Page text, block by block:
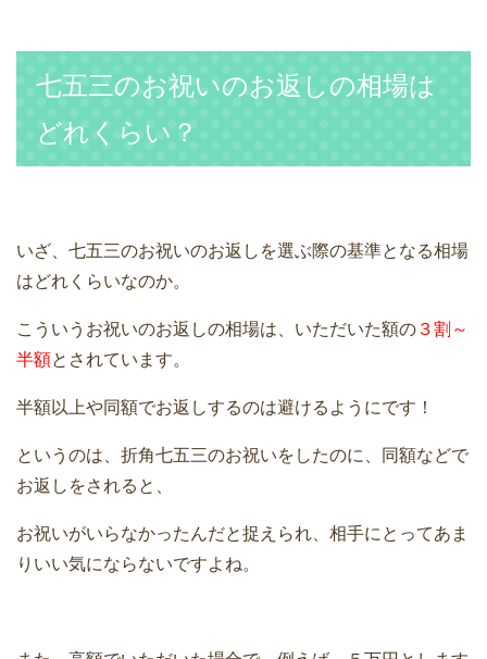
七五三のお祝いのお返しの相場は
どれくらい？
いざ、七五三のお祝いのお返しを選ぶ際の基準となる相場
はどれくらいなのか。
こういうお祝いのお返しの相場は、いただいた額の ３割～
半額とされています。
半額以上や同額でお返しするのは避けるようにです！
というのは、折角七五三のお祝いをしたのに、同額などで
お返しをされると、
お祝いがいらなかったんだと捉えられ、相手にとってあま
りいい気にならないですよね。